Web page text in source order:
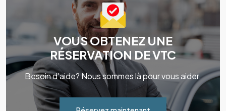
VOUS OBTENEZ UNE
RÉSERVATION DE VTC
Besoin d'aide? Nous sommes là pour vous aider.